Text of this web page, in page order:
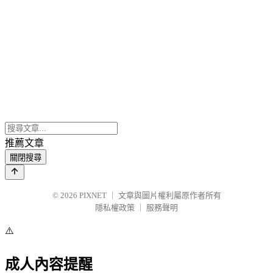
推薦文章
關閉搜尋
© 2026 PIXNET
文章與圖片權利屬原作者所有
隱私權政策
服務聲明
⚠️
成人內容提醒